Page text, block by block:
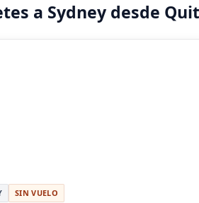
a Sydney desde
SIN VUELO